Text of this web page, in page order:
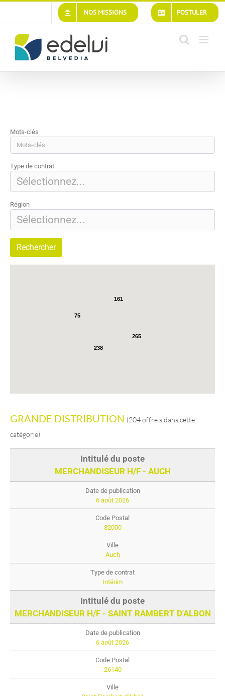
Passer
contenu
POSTULER
NOS MISSIONS
Mots-clés
Type de contrat
Région
265
238
161
75
GRANDE DISTRIBUTION (204 offre.s dans cette
catégorie)
MERCHANDISEUR H/F - AUCH
6 août 2026
32000
Auch
Intérim
MERCHANDISEUR H/F - SAINT RAMBERT D'ALBON
6 août 2026
26140